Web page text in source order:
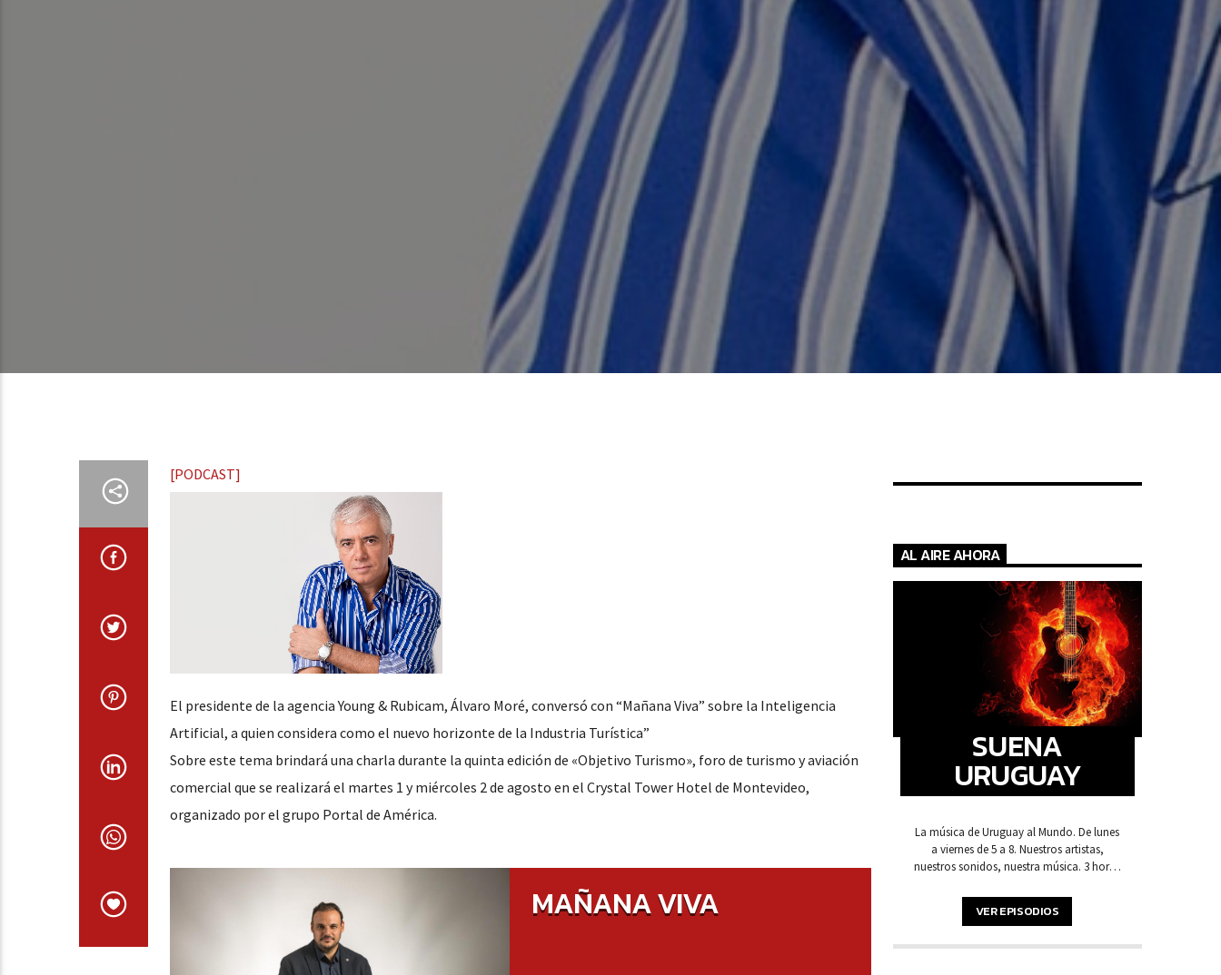
[PODCAST]
El presidente de la agencia Young & Rubicam, Álvaro Moré, conversó con “Mañana Viva” sobre la Inteligencia
Artificial, a quien considera como el nuevo horizonte de la Industria Turística”
Sobre este tema brindará una charla durante la quinta edición de «Objetivo Turismo», foro de turismo y aviación
comercial que se realizará el martes 1 y miércoles 2 de agosto en el Crystal Tower Hotel de Montevideo,
organizado por el grupo Portal de América.
MAÑANA VIVA
AL AIRE AHORA
SUENA
URUGUAY
La música de Uruguay al Mundo. De lunes
a viernes de 5 a 8. Nuestros artistas,
nuestros sonidos, nuestra música. 3 horas
arrancar la mañana.
VER EPISODIOS